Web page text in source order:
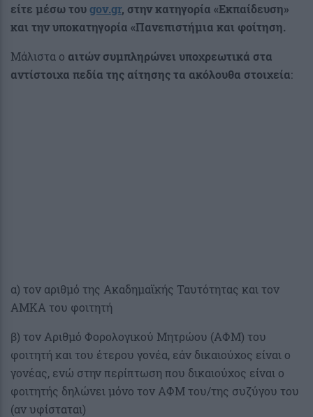
είτε μέσω του gov.gr, στην κατηγορία «Εκπαίδευση»
και την υποκατηγορία «Πανεπιστήμια και φοίτηση.
Μάλιστα ο αιτών συμπληρώνει υποχρεωτικά στα
αντίστοιχα πεδία της αίτησης τα ακόλουθα στοιχεία:
α) τον αριθμό της Ακαδημαϊκής Ταυτότητας και τον
ΑΜΚΑ του φοιτητή
β) τον Αριθμό Φορολογικού Μητρώου (ΑΦΜ) του
φοιτητή και του έτερου γονέα, εάν δικαιούχος είναι ο
γονέας, ενώ στην περίπτωση που δικαιούχος είναι ο
φοιτητής δηλώνει μόνο τον ΑΦΜ του/της συζύγου του
(αν υφίσταται)